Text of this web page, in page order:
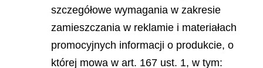
szczegółowe wymagania w zakresie
zamieszczania w reklamie i materiałach
promocyjnych informacji o produkcie, o
której mowa w art. 167 ust. 1, w tym: